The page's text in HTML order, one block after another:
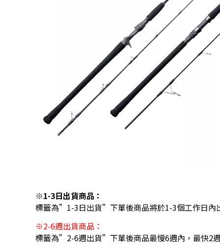
※1-3日出貨商品：
標籤為”1-3日出貨”下單後商品將於1-3個工作日內
※2-6週出貨商品：
標籤為”2-6週出貨”下單後商品最慢6週內，最快2